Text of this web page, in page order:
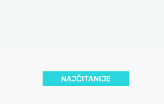
NAJČITANIJE